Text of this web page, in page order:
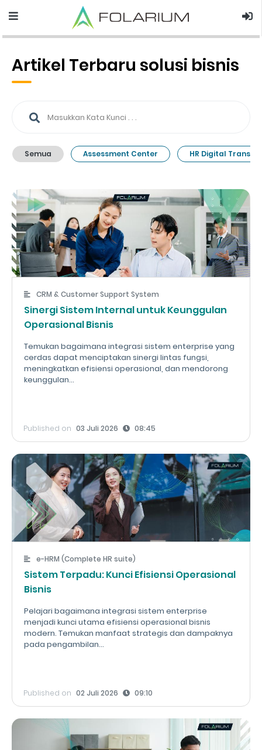
Artikel Terbaru solusi bisnis
Semua Assessment Center HR Digital
CRM & Customer Support System
Sinergi Sistem Internal untuk Keunggulan
Operasional Bisnis
Temukan bagaimana integrasi sistem enterprise yang
cerdas dapat menciptakan sinergi lintas fungsi,
meningkatkan efisiensi operasional, dan mendorong
keunggulan...
Published on 03 Juli 2026 08:45
e-HRM (Complete HR suite)
Sistem Terpadu: Kunci Efisiensi Operasional
Bisnis
Pelajari bagaimana integrasi sistem enterprise
menjadi kunci utama efisiensi operasional bisnis
modern. Temukan manfaat strategis dan dampaknya
pada pengambilan...
Published on 02 Juli 2026 09:10